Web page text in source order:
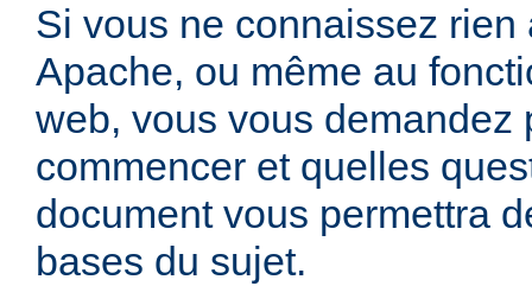
Si vous ne connaissez rien
Apache, ou même au
web, vous vous demandez
commencer et quelles
document vous permettra
bases du sujet.